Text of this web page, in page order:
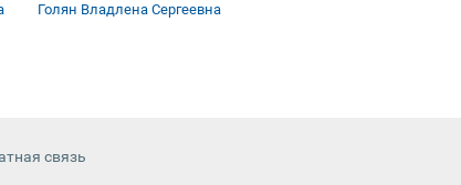
Голян Владлена Сергеевна
связь